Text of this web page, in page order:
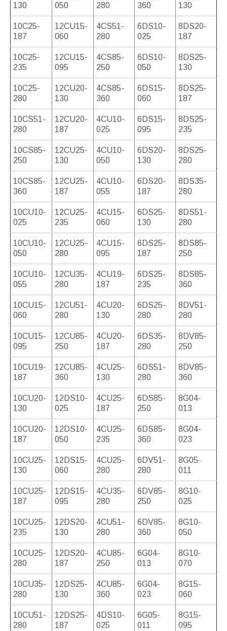
130
050
280
360
130
10C25-
187
12CU15-
060
4CS51-
280
6DS10-
025
8DS20-
187
10C25-
235
12CU15-
095
4CS85-
250
6DS10-
050
8DS25-
130
10C25-
280
12CU20-
130
4CS85-
360
6DS15-
060
8DS25-
187
10CS51-
280
12CU20-
187
4CU10-
025
6DS15-
095
8DS25-
235
10CS85-
250
12CU25-
130
4CU10-
050
6DS20-
130
8DS25-
280
10CS85-
360
12CU25-
187
4CU10-
055
6DS20-
187
8DS35-
280
10CU10-
025
12CU25-
235
4CU15-
060
6DS25-
130
8DS51-
280
10CU10-
050
12CU25-
280
4CU15-
095
6DS25-
187
8DS85-
250
10CU10-
055
12CU35-
280
4CU19-
187
6DS25-
235
8DS85-
360
10CU15-
060
12CU51-
280
4CU20-
130
6DS25-
280
8DV51-
280
10CU15-
095
12CU85-
250
4CU20-
187
6DS35-
280
8DV85-
250
10CU19-
187
12CU85-
360
4CU25-
130
6DS51-
280
8DV85-
360
10CU20-
130
12DS10-
025
4CU25-
187
6DS85-
250
8G04-
013
10CU20-
187
12DS10-
050
4CU25-
235
6DS85-
360
8G04-
023
10CU25-
130
12DS15-
060
4CU25-
280
6DV51-
280
8G05-
011
10CU25-
187
12DS15-
095
4CU35-
280
6DV85-
250
8G10-
025
10CU25-
235
12DS20-
130
4CU51-
280
6DV85-
360
8G10-
050
10CU25-
280
12DS20-
187
4CU85-
250
6G04-
013
8G10-
070
10CU35-
280
12DS25-
130
4CU85-
360
6G04-
023
8G15-
060
10CU51-
280
12DS25-
187
4DS10-
025
6G05-
011
8G15-
095